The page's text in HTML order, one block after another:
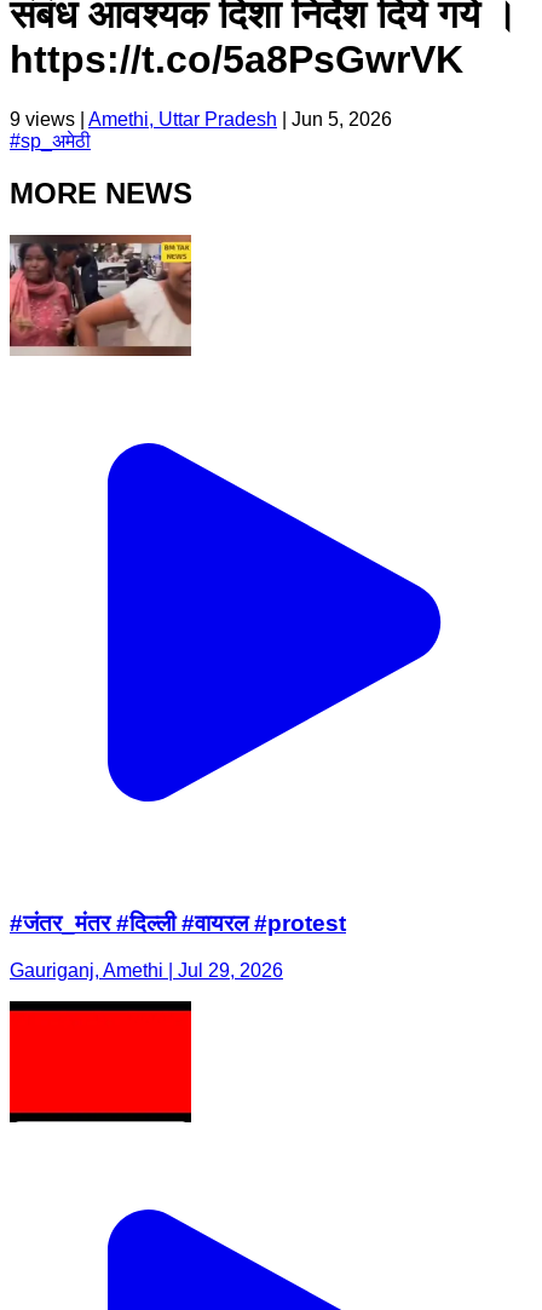
संबंध आवश्यक दिशा निर्देश दिये गये ।
https://t.co/5a8PsGwrVK
9 views | Amethi, Uttar Pradesh
Jun 5, 2026
#sp_अमेठी
MORE NEWS
#जंतर_मंतर #दिल्ली #वायरल #protest
Gauriganj, Amethi | Jul 29, 2026